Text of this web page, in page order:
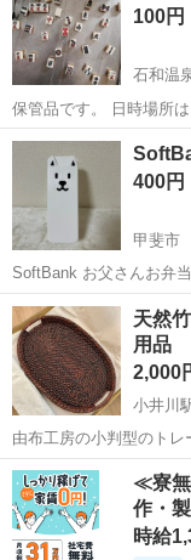
100円
石和温
保管品です。 日時場所
いいたします。
山梨 笛吹市 石
400円
甲斐市
SoftBank お父さんお弁
山梨 甲斐市 家
天然
用品
2,000
小井川
由布工房の小判型のトレー 大きめの
使えそうです。 とっても素敵です。 サイズ
然竹・籐 表面 ウレタン塗装 箱に薄い汚れ、中の紙に小
ます。 トレ...
山梨 中巨摩郡
≪寮無
作・
時給